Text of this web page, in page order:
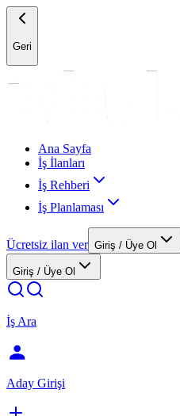
Geri
Ana Sayfa
İş İlanları
İş Rehberi
İş Planlaması
Ücretsiz ilan ver Giriş / Üye Ol
Giriş / Üye Ol
İş Ara
Aday Girişi